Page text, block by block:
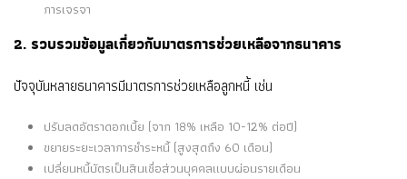
การเจรจา
2. รวบรวมข้อมูลเกี่ยวกับมาตรการช่วยเหลือจากธนาคาร
ปัจจุบันหลายธนาคารมีมาตรการช่วยเหลือลูกหนี้ เช่น
ปรับลดอัตราดอกเบี้ย (จาก 18% เหลือ 10-12% ต่อปี)
ขยายระยะเวลาการชำระหนี้ (สูงสุดถึง 60 เดือน)
เปลี่ยนหนี้บัตรเป็นสินเชื่อส่วนบุคคลแบบผ่อนรายเดือน